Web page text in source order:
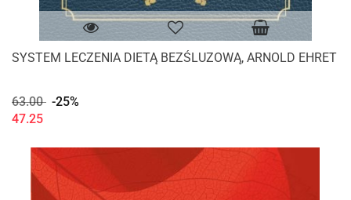
SYSTEM LECZENIA DIETĄ BEZŚLUZOWĄ, ARNOLD EHRET
63.00 -25%
47.25